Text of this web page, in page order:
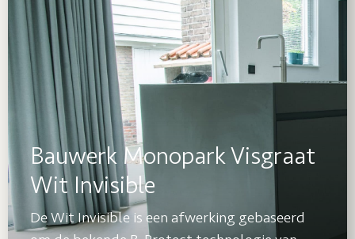
Bauwerk Monopark Visgraat
Wit Invisible
De Wit Invisible is een afwerking gebaseerd